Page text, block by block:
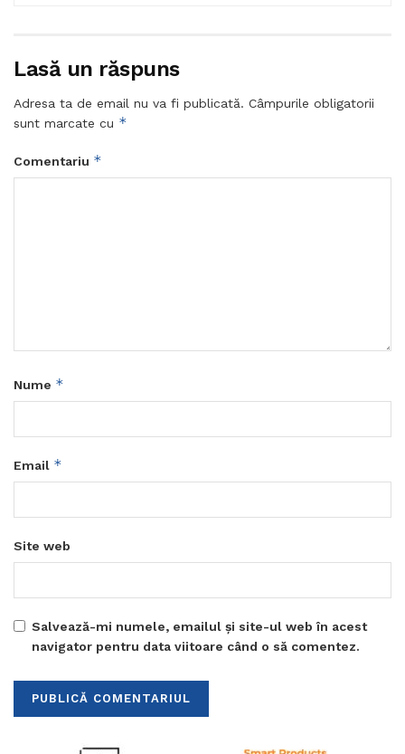
Lasă un răspuns
Adresa ta de email nu va fi publicată. Câmpurile obligatorii
sunt marcate cu *
Comentariu *
Nume *
Email *
Site web
Salvează-mi numele, emailul și site-ul web în acest
navigator pentru data viitoare când o să comentez.